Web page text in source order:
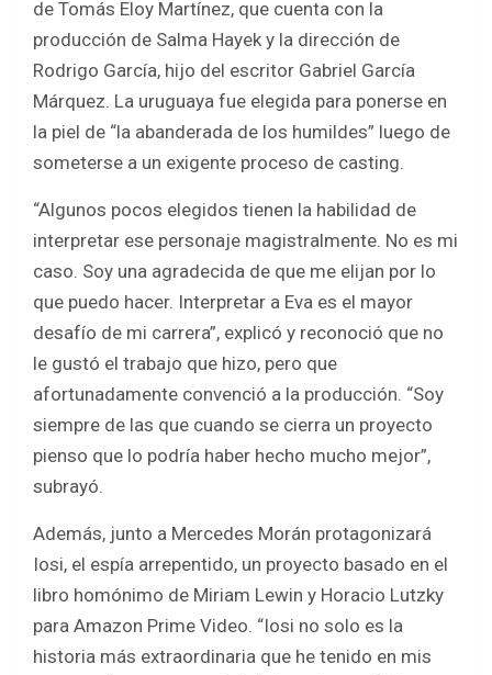
de Tomás Eloy Martínez, que cuenta con la
producción de Salma Hayek y la dirección de
Rodrigo García, hijo del escritor Gabriel García
Márquez. La uruguaya fue elegida para ponerse en
la piel de “la abanderada de los humildes” luego de
someterse a un exigente proceso de casting.
“Algunos pocos elegidos tienen la habilidad de
interpretar ese personaje magistralmente. No es mi
caso. Soy una agradecida de que me elijan por lo
que puedo hacer. Interpretar a Eva es el mayor
desafío de mi carrera”, explicó y reconoció que no
le gustó el trabajo que hizo, pero que
afortunadamente convenció a la producción. “Soy
siempre de las que cuando se cierra un proyecto
pienso que lo podría haber hecho mucho mejor”,
subrayó.
Además, junto a Mercedes Morán protagonizará
Iosi, el espía arrepentido, un proyecto basado en el
libro homónimo de Miriam Lewin y Horacio Lutzky
para Amazon Prime Video. “Iosi no solo es la
historia más extraordinaria que he tenido en mis